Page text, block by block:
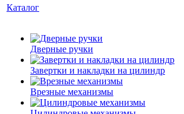
Каталог
Дверные ручки
Завертки и накладки на цилиндр
Врезные механизмы